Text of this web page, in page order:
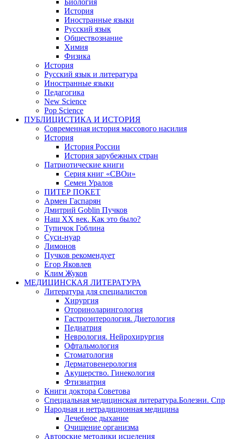
Биология
История
Иностранные языки
Русский язык
Обществознание
Химия
Физика
История
Русский язык и литература
Иностранные языки
Педагогика
New Science
Pop Science
ПУБЛИЦИСТИКА И ИСТОРИЯ
Современная история массового насилия
История
История России
История зарубежных стран
Патриотические книги
Серия книг «СВОи»
Семен Уралов
ПИТЕР ПОКЕТ
Армен Гаспарян
Дмитрий Goblin Пучков
Наш XX век. Как это было?
Тупичок Гоблина
Суси-нуар
Лимонов
Пучков рекомендует
Егор Яковлев
Клим Жуков
МЕДИЦИНСКАЯ ЛИТЕРАТУРА
Литература для специалистов
Хирургия
Оториноларингология
Гастроэнтерология. Диетология
Педиатрия
Неврология. Нейрохирургия
Офтальмология
Стоматология
Дерматовенерология
Акушерство. Гинекология
Фтизиатрия
Книги доктора Советова
Специальная медицинская литература.Болезни.
Народная и нетрадиционная медицина
Лечебное дыхание
Очищение организма
Авторские методики исцеления